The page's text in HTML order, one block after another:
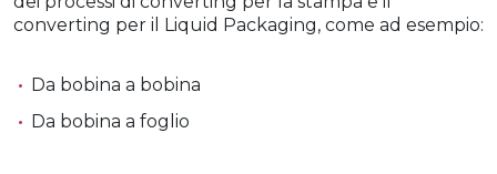
converting per il Liquid Packaging, come ad esempio:
Da bobina a bobina
Da bobina a foglio